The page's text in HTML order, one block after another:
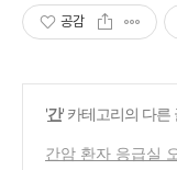
공감
'간' 카테고리의 다른
간암 환자 응급실